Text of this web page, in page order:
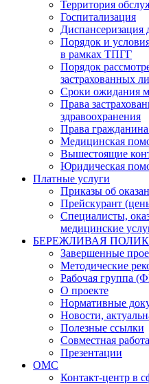
Территория
Госпитализация
Диспансеризация
Порядок и
в рамках ТПГГ
Порядок
застрахованных
Сроки ожидания
Права
здравоохранения
Права
Медицинская
Вышестоящие
Юридическая
Платные услуги
Приказы об
Прейскурант
Специалисты,
медицинские
БЕРЕЖЛИВАЯ
Завершенные
Методические
Рабочая группа
О проекте
Нормативные
Новости,
Полезные ссылки
Совместная
Презентации
ОМС
Контакт-центр в